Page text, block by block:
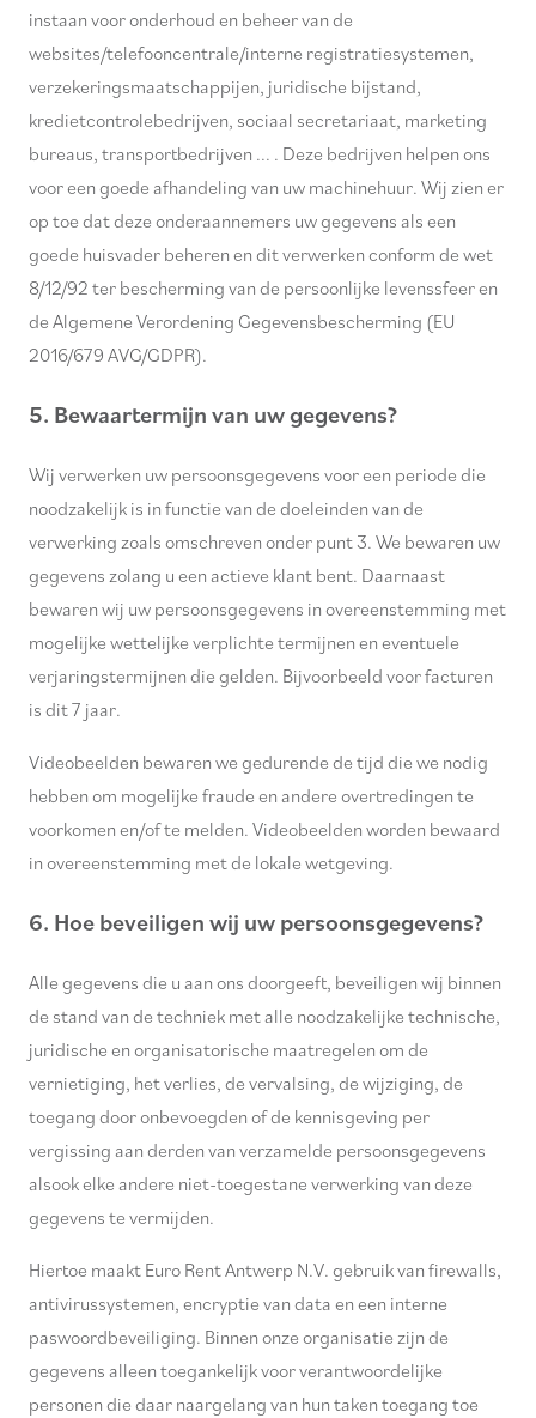
instaan voor onderhoud en beheer van de
websites/telefooncentrale/interne registratiesystemen,
verzekeringsmaatschappijen, juridische bijstand,
kredietcontrolebedrijven, sociaal secretariaat, marketing
bureaus, transportbedrijven ... . Deze bedrijven helpen ons
voor een goede afhandeling van uw machinehuur. Wij zien er
op toe dat deze onderaannemers uw gegevens als een
goede huisvader beheren en dit verwerken conform de wet
8/12/92 ter bescherming van de persoonlijke levenssfeer en
de Algemene Verordening Gegevensbescherming (EU
2016/679 AVG/GDPR).
5. Bewaartermijn van uw gegevens?
Wij verwerken uw persoonsgegevens voor een periode die
noodzakelijk is in functie van de doeleinden van de
verwerking zoals omschreven onder punt 3. We bewaren uw
gegevens zolang u een actieve klant bent. Daarnaast
bewaren wij uw persoonsgegevens in overeenstemming met
mogelijke wettelijke verplichte termijnen en eventuele
verjaringstermijnen die gelden. Bijvoorbeeld voor facturen
is dit 7 jaar.
Videobeelden bewaren we gedurende de tijd die we nodig
hebben om mogelijke fraude en andere overtredingen te
voorkomen en/of te melden. Videobeelden worden bewaard
in overeenstemming met de lokale wetgeving.
6. Hoe beveiligen wij uw persoonsgegevens?
Alle gegevens die u aan ons doorgeeft, beveiligen wij binnen
de stand van de techniek met alle noodzakelijke technische,
juridische en organisatorische maatregelen om de
vernietiging, het verlies, de vervalsing, de wijziging, de
toegang door onbevoegden of de kennisgeving per
vergissing aan derden van verzamelde persoonsgegevens
alsook elke andere niet-toegestane verwerking van deze
gegevens te vermijden.
Hiertoe maakt Euro Rent Antwerp N.V. gebruik van firewalls,
antivirussystemen, encryptie van data en een interne
paswoordbeveiliging. Binnen onze organisatie zijn de
gegevens alleen toegankelijk voor verantwoordelijke
personen die daar naargelang van hun taken toegang toe